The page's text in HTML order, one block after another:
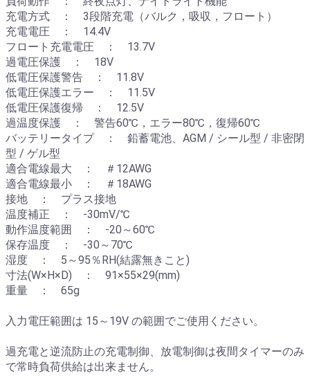
充電方式 ： 3段階充電（バルク，吸収，フロート）
充電電圧 ： 14.4V
フロート充電電圧 ： 13.7V
過電圧保護 ： 18V
低電圧保護警告 ： 11.8V
低電圧保護エラー ： 11.5V
低電圧保護復帰 ： 12.5V
過温度保護 ： 警告60℃，エラー80℃，復帰60℃
バッテリータイプ ： 鉛蓄電池、AGM / シール型 / 非密閉
型 / ゲル型
適合電線最大 ： ＃12AWG
適合電線最小 ： ＃18AWG
接地 ： プラス接地
温度補正 ： -30mV/℃
動作温度範囲 ： -20～60℃
保存温度 ： -30～70℃
湿度 ： 5～95％RH(結露無きこと)
寸法(W×H×D) ： 91×55×29(mm)
重量 ： 65g
入力電圧範囲は 15～19V の範囲でご使用ください。
過充電と逆流防止の充電制御、放電制御は夜間タイマーのみ
で常時負荷供給は出来ません。